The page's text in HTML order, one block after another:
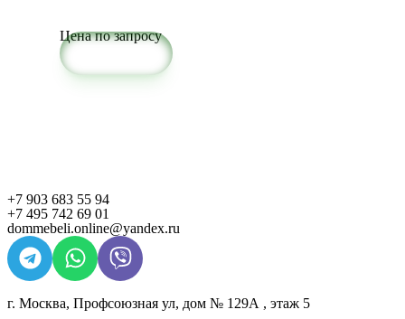
Цена по запросу
+7 903 683 55 94
+7 495 742 69 01
dommebeli.online@yandex.ru
г. Москва, Профсоюзная ул, дом № 129А , этаж 5